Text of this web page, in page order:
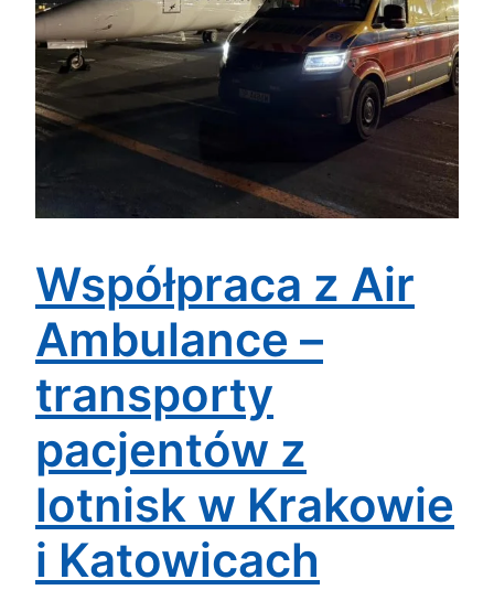
Współpraca z Air
Ambulance –
transporty
pacjentów z
lotnisk w Krakowie
i Katowicach